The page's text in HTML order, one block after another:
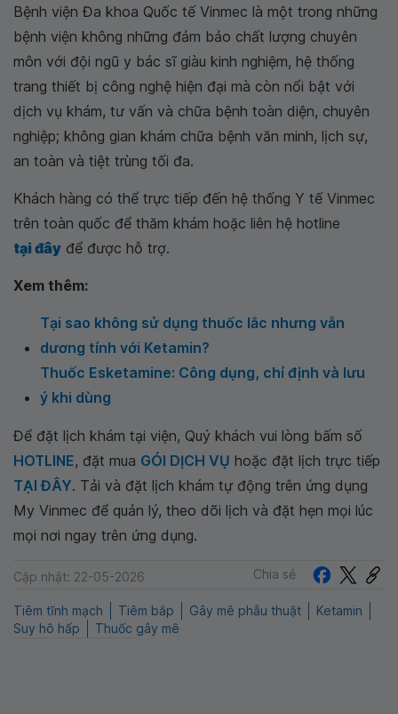
Bệnh viện Đa khoa Quốc tế Vinmec là một trong những
bệnh viện không những đảm bảo chất lượng chuyên
môn với đội ngũ y bác sĩ giàu kinh nghiệm, hệ thống
trang thiết bị công nghệ hiện đại mà còn nổi bật với
dịch vụ khám, tư vấn và chữa bệnh toàn diện, chuyên
nghiệp; không gian khám chữa bệnh văn minh, lịch sự,
an toàn và tiệt trùng tối đa.
Khách hàng có thể trực tiếp đến hệ thống Y tế Vinmec
trên toàn quốc để thăm khám hoặc liên hệ hotline
tại đây để được hỗ trợ.
Xem thêm:
Tại sao không sử dụng thuốc lắc nhưng vẫn
dương tính với Ketamin?
Thuốc Esketamine: Công dụng, chỉ định và lưu
ý khi dùng
Để đặt lịch khám tại viện, Quý khách vui lòng bấm số
HOTLINE, đặt mua GÓI DỊCH VỤ hoặc đặt lịch trực tiếp
TẠI ĐÂY. Tải và đặt lịch khám tự động trên ứng dụng
My Vinmec để quản lý, theo dõi lịch và đặt hẹn mọi lúc
mọi nơi ngay trên ứng dụng.
Cập nhật: 22-05-2026 Chia sẻ
Tiêm tĩnh mạch Tiêm bắp Gây mê phẫu thuật
Ketamin
Suy hô hấp
Thuốc gây mê